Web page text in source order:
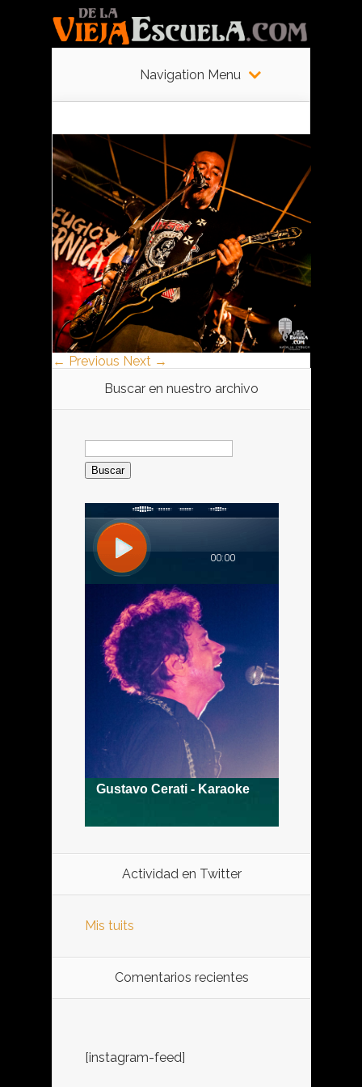
Navigation Menu
← Previous Next →
Buscar en nuestro archivo
Buscar:
Actividad en Twitter
Mis tuits
Comentarios recientes
[instagram-feed]